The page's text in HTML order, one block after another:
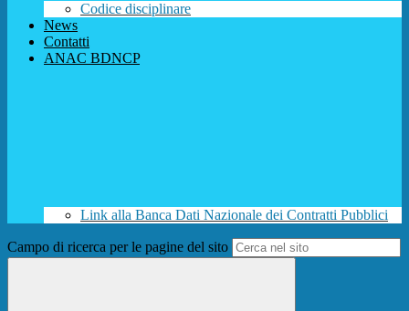
Codice disciplinare
News
Contatti
ANAC BDNCP
Link alla Banca Dati Nazionale dei Contratti Pubblici
Campo di ricerca per le pagine del sito